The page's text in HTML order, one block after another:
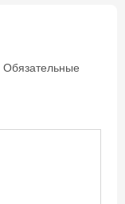
Обязательные